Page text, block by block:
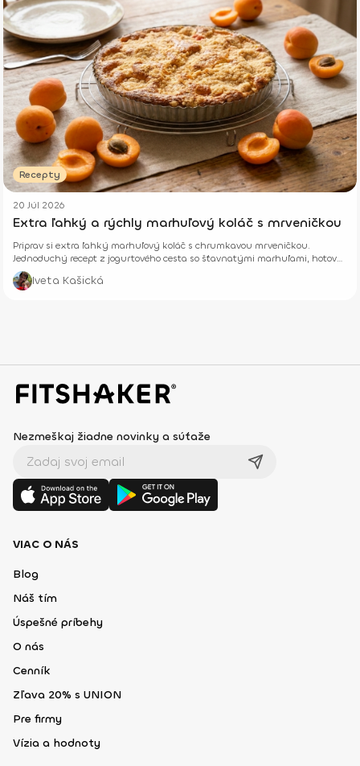
Recepty
20 Júl 2026
Extra ľahký a rýchly marhuľový koláč s mrveničkou
Priprav si extra ľahký marhuľový koláč s chrumkavou mrveničkou.
Jednoduchý recept z jogurtového cesta so šťavnatými marhuľami, hotový
z pár surovín.
Iveta Kašická
Nezmeškaj žiadne novinky a súťaže
VIAC O NÁS
Blog
Náš tím
Úspešné príbehy
O nás
Cenník
Zľava 20% s UNION
Pre firmy
Vízia a hodnoty